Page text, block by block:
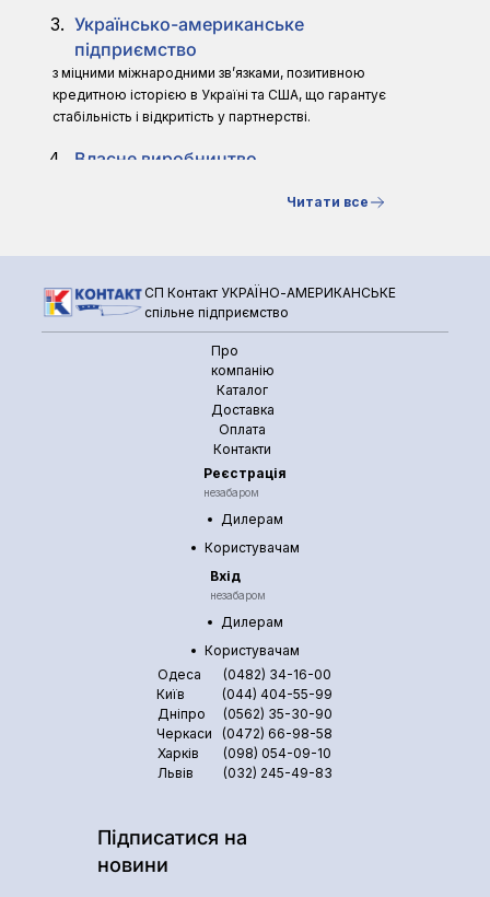
Українсько-американське
підприємство
з міцними міжнародними зв’язками, позитивною
кредитною історією в Україні та США, що гарантує
стабільність і відкритість у партнерстві.
Власне виробництво
майданчик CustomHeat під Одесою (газове та
Надійність
працюємо тільки з перевіреними європейськими та
американськими виробниками, що підтверджено
сертифікатами й відгуками тисяч клієнтів.
впроваджуємо сучасні технології й енергоефективні
рішення, щоб ваш бізнес працював швидше, безпечніше
та з мінімальними витратами.
Читати все
СП Контакт УКРАЇНО-АМЕРИКАНСЬКЕ
спільне підприємство
Про
компанію
Каталог
Доставка
Оплата
Контакти
Реєстрація
незабаром
Дилерам
Користувачам
Вхід
незабаром
Дилерам
Користувачам
Одеса
(0482) 34-16-00
Київ
(044) 404-55-99
Дніпро
(0562) 35-30-90
Черкаси
(0472) 66-98-58
Харків
(098) 054-09-10
Львів
(032) 245-49-83
Підписатися на
новини